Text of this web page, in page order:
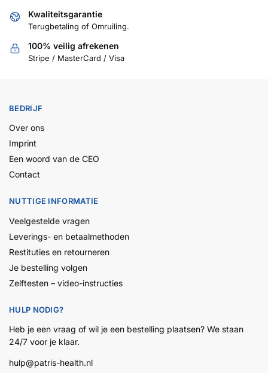
Kwaliteitsgarantie
Terugbetaling of Omruiling.
100% veilig afrekenen
Stripe / MasterCard / Visa
BEDRIJF
Over ons
Imprint
Een woord van de CEO
Contact
NUTTIGE INFORMATIE
Veelgestelde vragen
Leverings- en betaalmethoden
Restituties en retourneren
Je bestelling volgen
Zelftesten – video-instructies
HULP NODIG?
Heb je een vraag of wil je een bestelling plaatsen? We staan
24/7 voor je klaar.
hulp@patris-health.nl